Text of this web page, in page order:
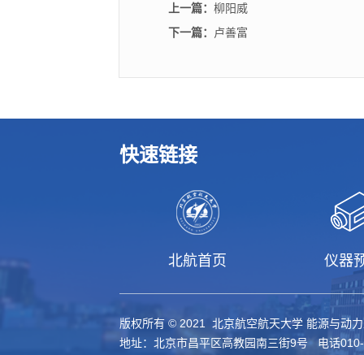
上一篇： 柳阳威
下一篇：
卢善富
快速链接
北航首页 仪器
版权所有 © 2021 北京航空航天大学 能源与动
地址：北京市昌平区高教园南三街9号 电话